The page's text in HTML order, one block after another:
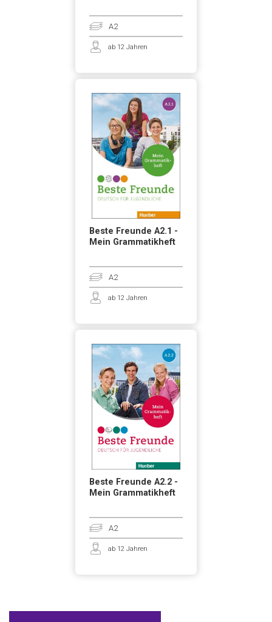
A2
ab 12 Jahren
Beste Freunde A2.1 -
Mein Grammatikheft
A2
ab 12 Jahren
Beste Freunde A2.2 -
Mein Grammatikheft
A2
ab 12 Jahren